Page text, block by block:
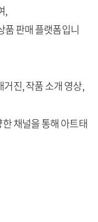
,
품 판매 플랫폼입니
진, 작품 소개 영상,
채널을 통해 아트태